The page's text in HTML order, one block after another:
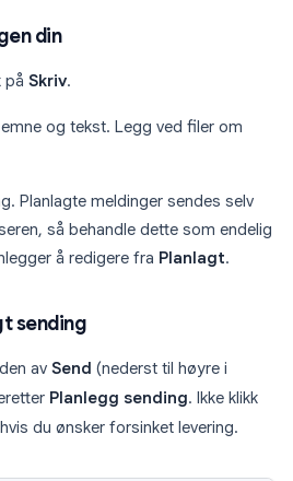
din
på Skriv.
og tekst. Legg ved filer om
Planlagte meldinger sendes selv
så behandle dette som endelig
å redigere fra Planlagt.
sending
av Send (nederst til høyre i
Planlegg sending. Ikke klikk
hvis du ønsker forsinket levering.